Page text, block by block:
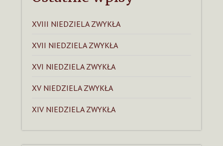
XVIII NIEDZIELA ZWYKŁA
XVII NIEDZIELA ZWYKŁA
XVI NIEDZIELA ZWYKŁA
XV NIEDZIELA ZWYKŁA
XIV NIEDZIELA ZWYKŁA